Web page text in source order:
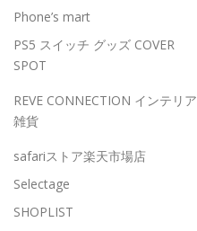
Phone’s mart
PS5 スイッチ グッズ COVER
SPOT
REVE CONNECTION インテリア
雑貨
safariストア楽天市場店
Selectage
SHOPLIST